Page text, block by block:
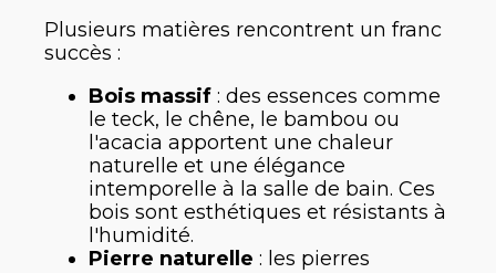
Plusieurs matières rencontrent un franc
succès :
Bois massif : des essences comme
le teck, le chêne, le bambou ou
l'acacia apportent une chaleur
naturelle et une élégance
intemporelle à la salle de bain. Ces
bois sont esthétiques et résistants à
l'humidité.
Pierre naturelle : les pierres